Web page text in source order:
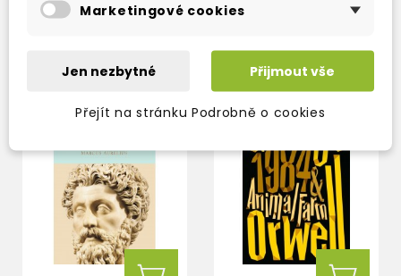
329 Kč -15% 280 Kč 269 Kč
Marketingové cookies
Jen nezbytné Přijmout vše
Přejít na stránku Podrobně o cookies